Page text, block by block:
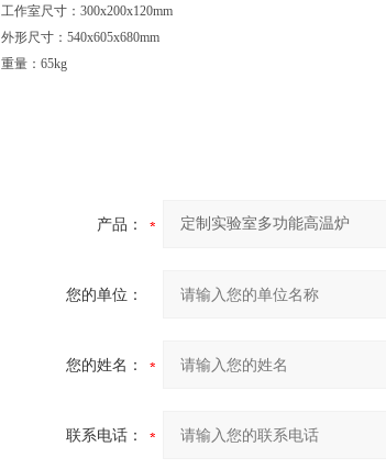
工作室尺寸：300x200x120mm
外形尺寸：540x605x680mm
重量：65kg
产品：
您的单位：
您的姓名：
联系电话：